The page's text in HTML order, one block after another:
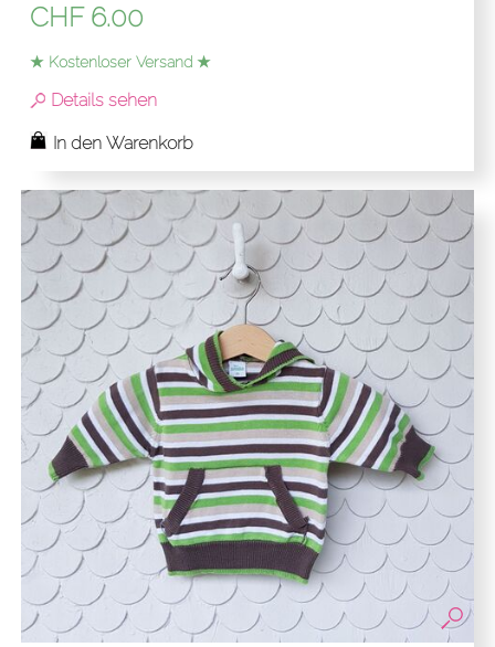
CHF6.00
★ Kostenloser Versand ★
Details sehen